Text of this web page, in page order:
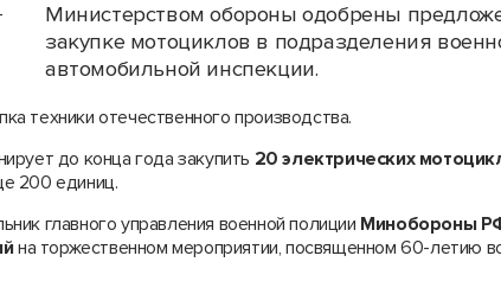
Министерством обороны одобрены
закупке мотоциклов в подразделения
автомобильной инспекции.
техники отечественного производства.
до конца года закупить 20 электрических
200 единиц.
главного управления военной полиции Минобороны
на торжественном мероприятии, посвященном 60-летию